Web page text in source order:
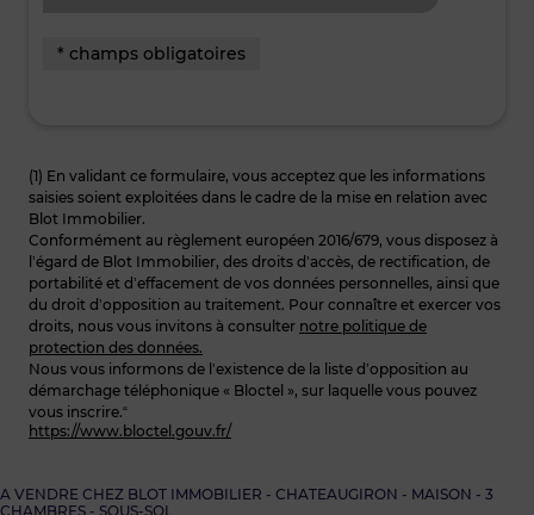
A VENDRE CHEZ BLOT IMMOBILIER - CHATEAUGIRON - MAISON - 3
CHAMBRES - SOUS-SOL
* champs obligatoires
(1) En validant ce formulaire, vous acceptez que les informations
saisies soient exploitées dans le cadre de la mise en relation avec
Blot Immobilier.
Conformément au règlement européen 2016/679, vous disposez à
l’égard de Blot Immobilier, des droits d’accès, de rectification, de
portabilité et d’effacement de vos données personnelles, ainsi que
du droit d’opposition au traitement. Pour connaître et exercer vos
droits, nous vous invitons à consulter notre politique de
protection des données.
Nous vous informons de l’existence de la liste d’opposition au
démarchage téléphonique « Bloctel », sur laquelle vous pouvez
vous inscrire.“
https://www.bloctel.gouv.fr/